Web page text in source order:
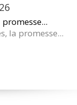
la promesse...